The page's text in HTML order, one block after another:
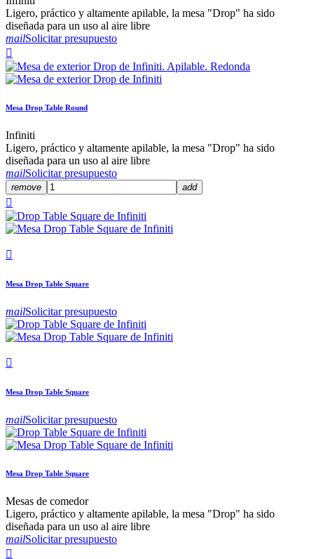
Ligero, práctico y altamente apilable, la mesa "Drop" ha sido
diseñada para un uso al aire libre
mailSolicitar presupuesto

Mesa Drop Table Round
Infiniti
Ligero, práctico y altamente apilable, la mesa "Drop" ha sido
diseñada para un uso al aire libre
mailSolicitar presupuesto
remove add


Mesa Drop Table Square
mailSolicitar presupuesto

Mesa Drop Table Square
mailSolicitar presupuesto
Mesa Drop Table Square
Mesas de comedor
Ligero, práctico y altamente apilable, la mesa "Drop" ha sido
diseñada para un uso al aire libre
mailSolicitar presupuesto
